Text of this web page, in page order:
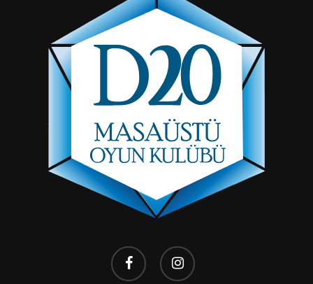
facebook instagram